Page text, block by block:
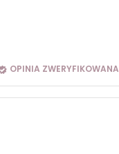
OPINIA ZWERYFIKOWANA